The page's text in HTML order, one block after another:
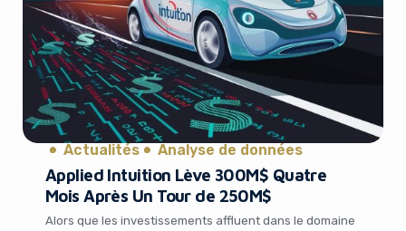
Actualités Analyse de données
Applied Intuition Lève 300M$ Quatre
Mois Après Un Tour de 250M$
Alors que les investissements affluent dans le domaine